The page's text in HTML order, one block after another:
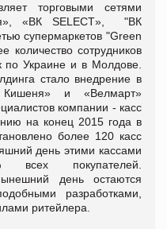
торговыми сетями
«ВК SELECT», "ВК
супермаркетов "Green
сотрудников
по Украине и в Молдове.
стало внедрение в
Кишеня» и «Велмарт»
компании - касс
на конец 2015 года в
более 120 касс
день этими кассами
всех покупателей.
день остаются
разработками,
ритейлера.